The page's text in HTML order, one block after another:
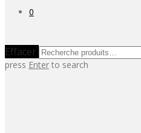
0
Effacer
press Enter to search